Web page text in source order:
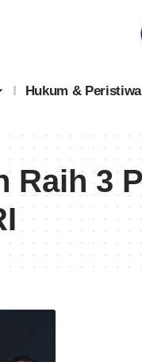
Hukum & Peristiwa
Raih 3